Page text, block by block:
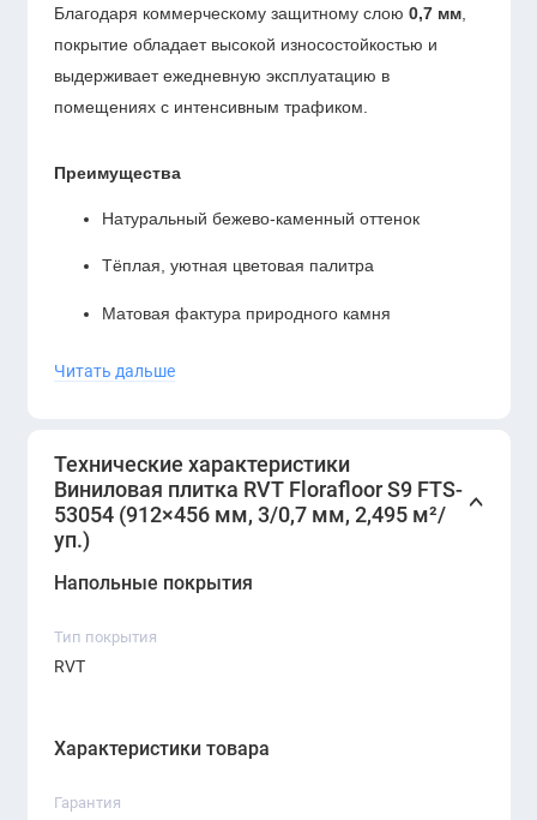
Благодаря коммерческому защитному слою 0,7 мм,
покрытие обладает высокой износостойкостью и
выдерживает ежедневную эксплуатацию в
помещениях с интенсивным трафиком.
Преимущества
Натуральный бежево-каменный оттенок
Тёплая, уютная цветовая палитра
Матовая фактура природного камня
Лёгкая уборка и долговечность
Не выцветает и не деформируется
Читать дальше
Технические характеристики
Виниловая плитка RVT Florafloor S9 FTS-
53054 (912×456 мм, 3/0,7 мм, 2,495 м²/
уп.)
Напольные покрытия
Тип покрытия
RVT
Характеристики товара
Гарантия